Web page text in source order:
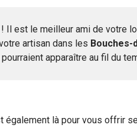
est le meilleur ami de votre
artisan dans les Bouches-
apparaître au fil du
là pour vous offrir